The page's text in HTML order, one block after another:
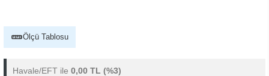
Ölçü Tablosu
Havale/EFT ile 0,00 TL (%3)